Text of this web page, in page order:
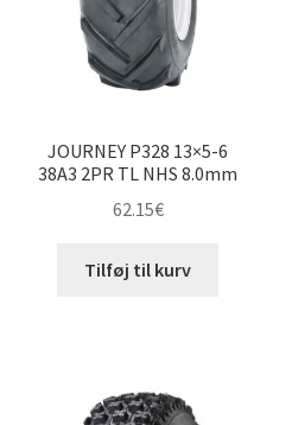
Karting
Vejledning
JOURNEY P328 13×5-6
38A3 2PR TL NHS 8.0mm
62.15€
Tilføj til kurv